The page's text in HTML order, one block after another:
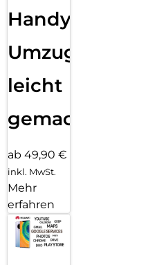
Handy
Umzug
leicht
gemacht!
ab 49,90 €
inkl. MwSt.
Mehr
erfahren